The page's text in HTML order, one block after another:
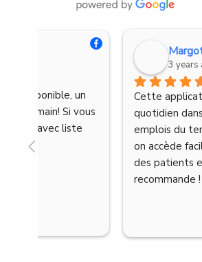
Margot
3 years ago
Cette application est un gros
quotidien dans un cabinet. La
emplois du temps est rapide
on accède facilement aux
des patients et aux impayés.